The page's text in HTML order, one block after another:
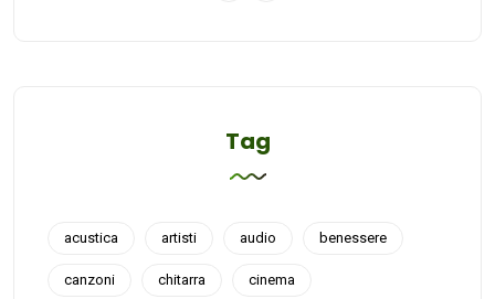
Tag
acustica artisti audio benessere
canzoni chitarra cinema